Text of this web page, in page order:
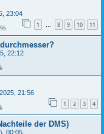
23:04
1 … 8 9 10 11
22:12
21:56
1 2 3 4
der DMS)
00:05